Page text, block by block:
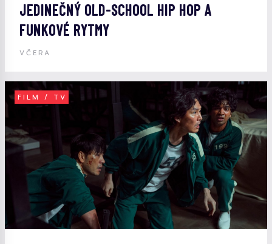
JEDINEČNÝ OLD-SCHOOL HIP HOP A
FUNKOVÉ RYTMY
VČERA
FILM / TV